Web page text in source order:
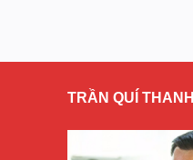
TRẦN QUÍ THANH